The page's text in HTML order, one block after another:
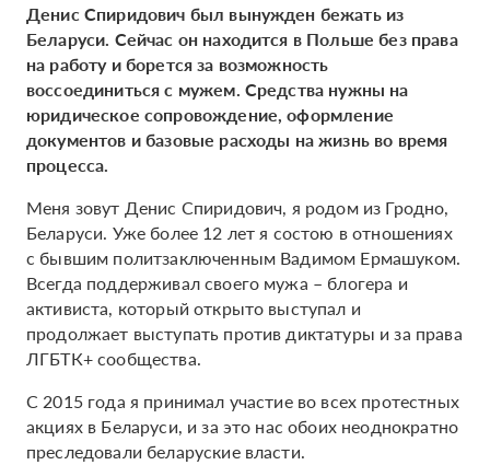
Денис Спиридович был вынужден бежать из
Беларуси. Сейчас он находится в Польше без права
на работу и борется за возможность
воссоединиться с мужем. Средства нужны на
юридическое сопровождение, оформление
документов и базовые расходы на жизнь во время
процесса.
Меня зовут Денис Спиридович, я родом из Гродно,
Беларуси. Уже более 12 лет я состою в отношениях
с бывшим политзаключенным Вадимом Ермашуком.
Всегда поддерживал своего мужа – блогера и
активиста, который открыто выступал и
продолжает выступать против диктатуры и за права
ЛГБТК+ сообщества.
С 2015 года я принимал участие во всех протестных
акциях в Беларуси, и за это нас обоих неоднократно
преследовали беларуские власти.